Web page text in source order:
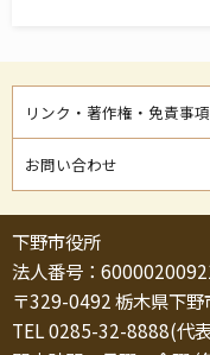
リンク・著作権・免責事項
お問い合わせ
下野市役所
法人番号：
〒329-0492 栃木県下
TEL 0285-32-8888(代